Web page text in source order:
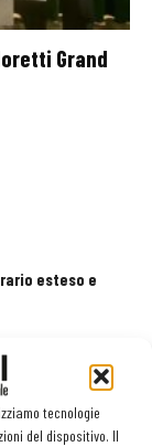
tecnologie
del dispositivo. Il
Grand
esteso e
delle aziende